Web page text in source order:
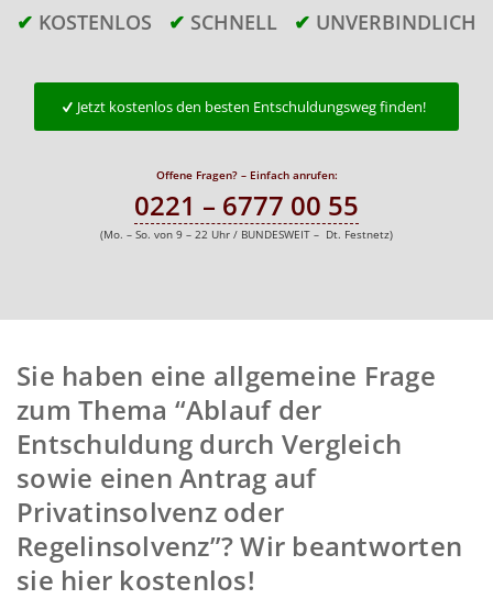
✔ KOSTENLOS ✔ SCHNELL ✔ UNVERBINDLICH
Jetzt kostenlos den besten Entschuldungsweg finden!
Offene Fragen? – Einfach anrufen:
0221 – 6777 00 55
(Mo. – So. von 9 – 22 Uhr / BUNDESWEIT – Dt. Festnetz)
Sie haben eine allgemeine Frage
zum Thema “Ablauf der
Entschuldung durch Vergleich
sowie einen Antrag auf
Privatinsolvenz oder
Regelinsolvenz”? Wir beantworten
sie hier kostenlos!